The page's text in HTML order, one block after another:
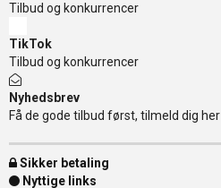
Tilbud og konkurrencer
TikTok
Tilbud og konkurrencer
Nyhedsbrev
Få de gode tilbud først, tilmeld dig her
Sikker betaling
Nyttige links